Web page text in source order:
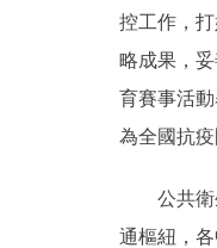
控工作，
略成果，
育賽事活
為全國抗疫
公共衛生
通樞紐，